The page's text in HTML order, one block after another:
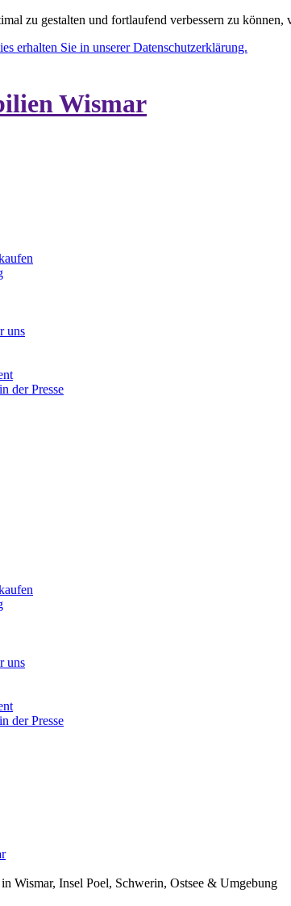
zu gestalten und fortlaufend verbessern zu
erhalten Sie in unserer Datenschutzerklärung.
uns
der Presse
uns
der Presse
Wismar, Insel Poel, Schwerin, Ostsee & Umgebung